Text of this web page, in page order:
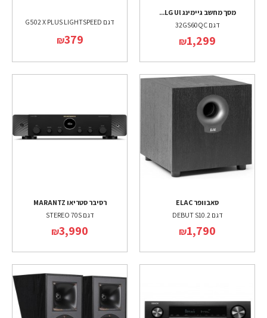
מסך מחשב גיימינג LG Ul...
דגם 32GS60QC
₪1,299
דגם G502 X PLUS LIGHTSPEED
₪379
סאבוופר ELAC
דגם DEBUT S10.2
₪1,790
רסיבר סטריאו MARANTZ
דגם STEREO 70S
₪3,990